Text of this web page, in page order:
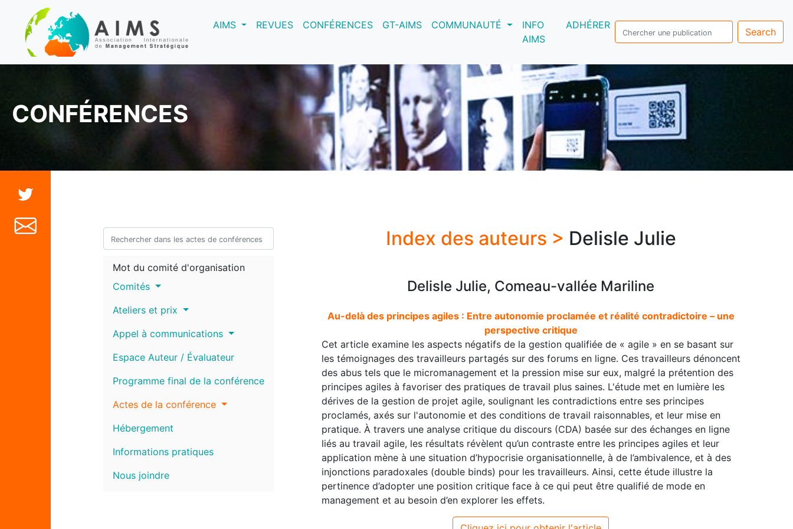
AIMS(current)REVUES CONFÉRENCES GT-AIMS COMMUNAUTÉ
INFO
AIMS
ADHÉRER
Search
CONFÉRENCES
Mot du comité d'organisation
Comités
Ateliers et prix
Appel à communications
Espace Auteur / Évaluateur
Programme final de la conférence
Actes de la conférence
Hébergement
Informations pratiques
Nous joindre
Index des auteurs > Delisle Julie
Delisle Julie, Comeau-vallée Mariline
Au-delà des principes agiles : Entre autonomie proclamée et réalité contradictoire – une
perspective critique
Cet article examine les aspects négatifs de la gestion qualifiée de « agile » en se basant sur
les témoignages des travailleurs partagés sur des forums en ligne. Ces travailleurs dénoncent
des abus tels que le micromanagement et la pression mise sur eux, malgré la prétention des
principes agiles à favoriser des pratiques de travail plus saines. L'étude met en lumière les
dérives de la gestion de projet agile, soulignant les contradictions entre ses principes
proclamés, axés sur l'autonomie et des conditions de travail raisonnables, et leur mise en
pratique. À travers une analyse critique du discours (CDA) basée sur des échanges en ligne
liés au travail agile, les résultats révèlent qu’un contraste entre les principes agiles et leur
application mène à une situation d’hypocrisie organisationnelle, à de l’ambivalence, et à des
injonctions paradoxales (double binds) pour les travailleurs. Ainsi, cette étude illustre la
pertinence d’adopter une position critique face à ce qui peut être qualifié de mode en
management et au besoin d’en explorer les effets.